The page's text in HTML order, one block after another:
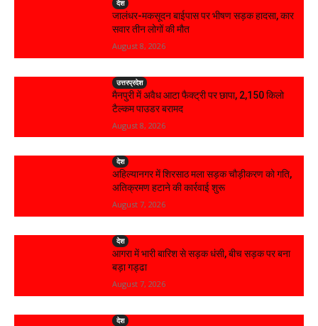
देश
जालंधर-मकसूदन बाईपास पर भीषण सड़क हादसा, कार
सवार तीन लोगों की मौत
August 8, 2026
उत्तरप्रदेश
मैनपुरी में अवैध आटा फैक्ट्री पर छापा, 2,150 किलो
टैल्कम पाउडर बरामद
August 8, 2026
देश
अहिल्यानगर में शिरसाठ मला सड़क चौड़ीकरण को गति,
अतिक्रमण हटाने की कार्रवाई शुरू
August 7, 2026
देश
आगरा में भारी बारिश से सड़क धंसी, बीच सड़क पर बना
बड़ा गड्ढा
August 7, 2026
देश